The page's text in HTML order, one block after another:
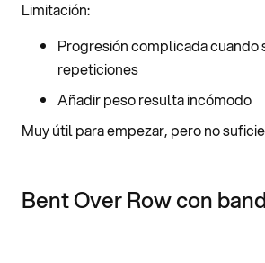
Limitación:
Progresión complicada cuando
repeticiones
Añadir peso resulta incómodo
Muy útil para empezar, pero no
Bent Over Row con